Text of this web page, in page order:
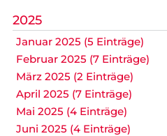
2025
Januar 2025 (5 Einträge)
Februar 2025 (7 Einträge)
März 2025 (2 Einträge)
April 2025 (7 Einträge)
Mai 2025 (4 Einträge)
Juni 2025 (4 Einträge)